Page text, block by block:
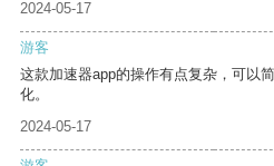
2024-05-17
游客
这款加速器app的操作有点复杂，可以
化。
2024-05-17